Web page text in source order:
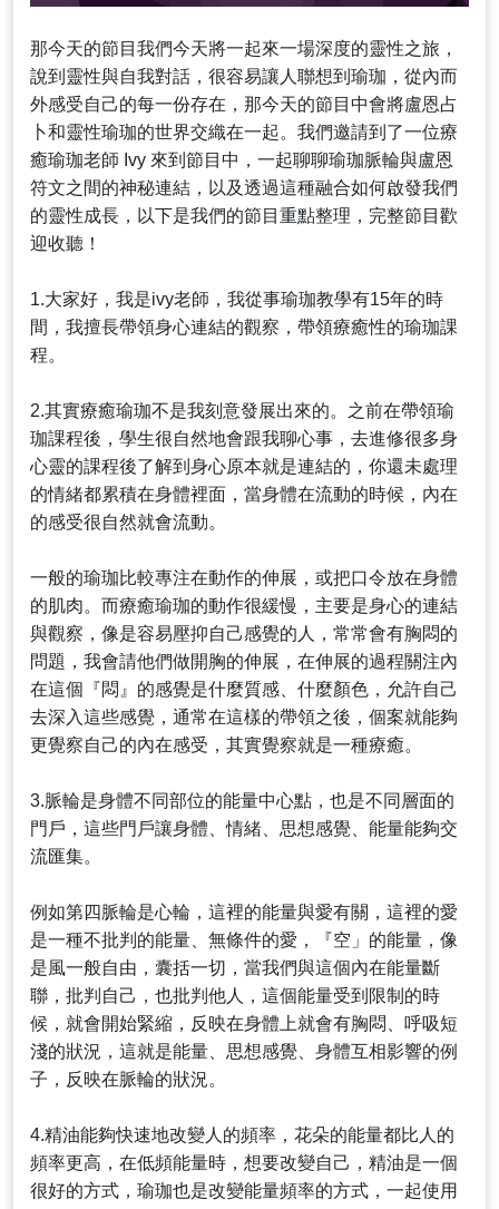
那今天的節目我們今天將一起來一場深度的靈性之旅，
說到靈性與自我對話，很容易讓人聯想到瑜珈，從內而
外感受自己的每一份存在，那今天的節目中會將盧恩占
卜和靈性瑜珈的世界交織在一起。我們邀請到了一位療
癒瑜珈老師 Ivy 來到節目中，一起聊聊瑜珈脈輪與盧恩
符文之間的神秘連結，以及透過這種融合如何啟發我們
的靈性成長，以下是我們的節目重點整理，完整節目歡
迎收聽！
1.大家好，我是ivy老師，我從事瑜珈教學有15年的時
間，我擅長帶領身心連結的觀察，帶領療癒性的瑜珈課
程。
2.其實療癒瑜珈不是我刻意發展出來的。之前在帶領瑜
珈課程後，學生很自然地會跟我聊心事，去進修很多身
心靈的課程後了解到身心原本就是連結的，你還未處理
的情緒都累積在身體裡面，當身體在流動的時候，內在
的感受很自然就會流動。
一般的瑜珈比較專注在動作的伸展，或把口令放在身體
的肌肉。而療癒瑜珈的動作很緩慢，主要是身心的連結
與觀察，像是容易壓抑自己感覺的人，常常會有胸悶的
問題，我會請他們做開胸的伸展，在伸展的過程關注內
在這個『悶』的感覺是什麼質感、什麼顏色，允許自己
去深入這些感覺，通常在這樣的帶領之後，個案就能夠
更覺察自己的內在感受，其實覺察就是一種療癒。
3.脈輪是身體不同部位的能量中心點，也是不同層面的
門戶，這些門戶讓身體、情緒、思想感覺、能量能夠交
流匯集。
例如第四脈輪是心輪，這裡的能量與愛有關，這裡的愛
是一種不批判的能量、無條件的愛，『空」的能量，像
是風一般自由，囊括一切，當我們與這個內在能量斷
聯，批判自己，也批判他人，這個能量受到限制的時
候，就會開始緊縮，反映在身體上就會有胸悶、呼吸短
淺的狀況，這就是能量、思想感覺、身體互相影響的例
子，反映在脈輪的狀況。
4.精油能夠快速地改變人的頻率，花朵的能量都比人的
頻率更高，在低頻能量時，想要改變自己，精油是一個
很好的方式，瑜珈也是改變能量頻率的方式，一起使用